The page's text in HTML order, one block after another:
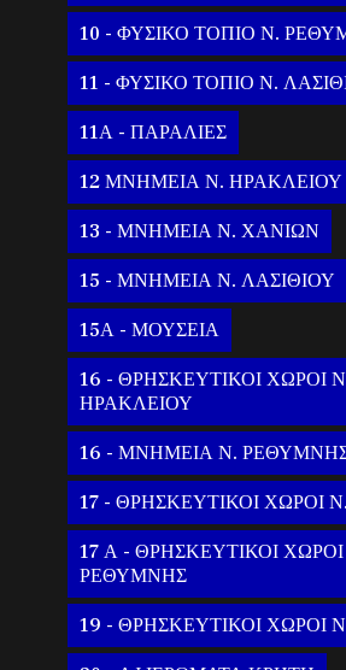
10 - ΦΥΣΙΚΟ ΤΟΠΙΟ Ν.
11 - ΦΥΣΙΚΟ ΤΟΠΙΟ Ν.
11Α - ΠΑΡΑΛΙΕΣ
12 ΜΝΗΜΕΙΑ Ν. ΗΡΑΚΛΕΙΟΥ
13 - ΜΝΗΜΕΙΑ Ν. ΧΑΝΙΩΝ
15 - ΜΝΗΜΕΙΑ Ν. ΛΑΣΙΘΙΟΥ
15Α - ΜΟΥΣΕΙΑ
16 - ΘΡΗΣΚΕΥΤΙΚΟΙ ΧΩΡΟΙ
ΗΡΑΚΛΕΙΟΥ
16 - ΜΝΗΜΕΙΑ Ν.
17 - ΘΡΗΣΚΕΥΤΙΚΟΙ ΧΩΡΟΙ
17 Α - ΘΡΗΣΚΕΥΤΙΚΟΙ
ΡΕΘΥΜΝΗΣ
19 - ΘΡΗΣΚΕΥΤΙΚΟΙ ΧΩΡΟΙ